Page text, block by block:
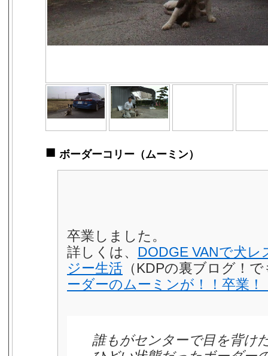
■ ボーダーコリー（ムーミン）
卒業しました。
詳しくは、 DODGE VANで犬
ジー生活 （KDPの裏ブログ！
ーダーのムーミンが！！卒業！
誰もがセンターで目を背け